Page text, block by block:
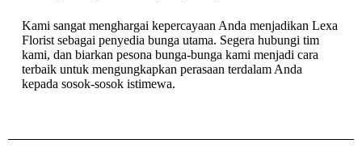
Kami sangat menghargai kepercayaan Anda menjadikan Lexa
Florist sebagai penyedia bunga utama. Segera hubungi tim
kami, dan biarkan pesona bunga-bunga kami menjadi cara
terbaik untuk mengungkapkan perasaan terdalam Anda
kepada sosok-sosok istimewa.